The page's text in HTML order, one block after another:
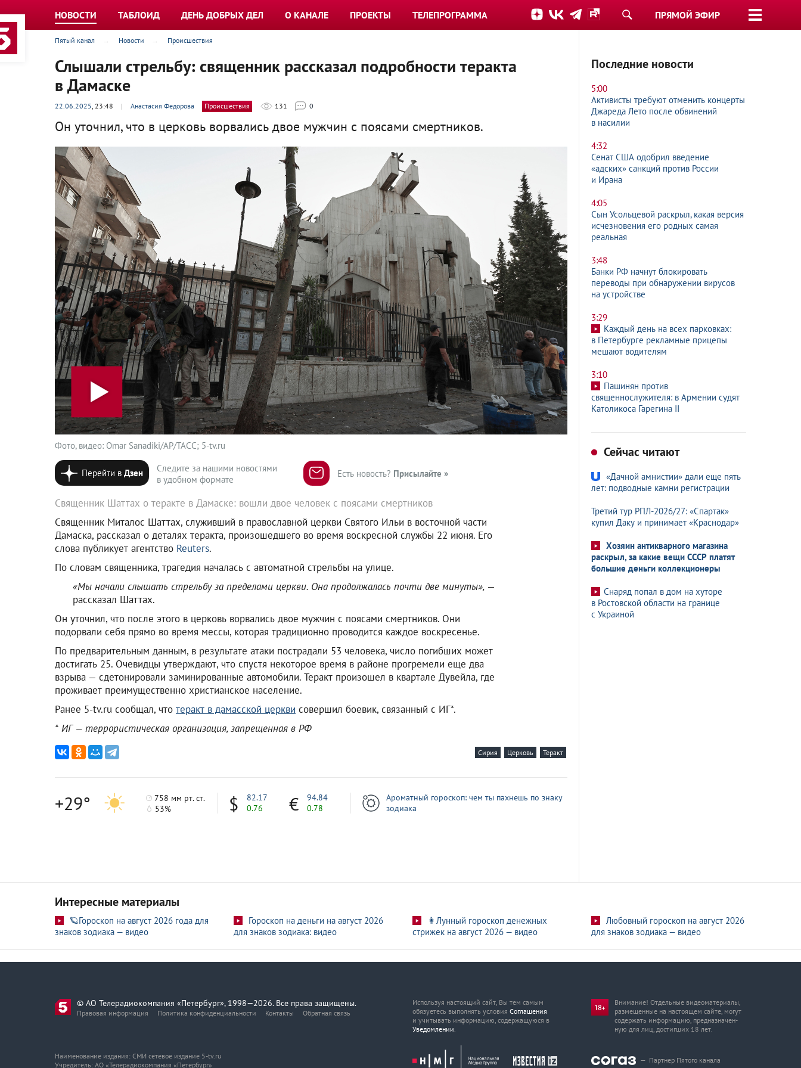
ПРЯМОЙ ЭФИР
НОВОСТИ ТАБЛОИД ДЕНЬ ДОБРЫХ ДЕЛ О КАНАЛЕ ПРОЕКТЫ ТЕЛЕПРОГРАММА
Пятый канал Новости Происшествия
Слышали стрельбу: священник рассказал подробности теракта
в Дамаске
22.06.2025, 23:48 | Анастасия Федорова Происшествия 131 0
Он уточнил, что в церковь ворвались двое мужчин с поясами смертников.
Фото, видео: Omar Sanadiki/AP/ТАСС; 5-tv.ru
Перейти вДзен
Следите за нашими новостями
в удобном формате
Есть новость? Присылайте »
Священник Шаттах о теракте в Дамаске: вошли двое человек с поясами смертников
Священник Миталос Шаттах, служивший в православной церкви Святого Ильи в восточной части
Дамаска, рассказал о деталях теракта, произошедшего во время воскресной службы 22 июня. Его
слова публикует агентство Reuters.
По словам священника, трагедия началась с автоматной стрельбы на улице.
«Мы начали слышать стрельбу за пределами церкви. Она продолжалась почти две минуты», —
рассказал Шаттах.
Он уточнил, что после этого в церковь ворвались двое мужчин с поясами смертников. Они
подорвали себя прямо во время мессы, которая традиционно проводится каждое воскресенье.
По предварительным данным, в результате атаки пострадали 53 человека, число погибших может
достигать 25. Очевидцы утверждают, что спустя некоторое время в районе прогремели еще два
взрыва — сдетонировали заминированные автомобили. Теракт произошел в квартале Дувейла, где
проживает преимущественно христианское население.
Ранее 5-tv.ru сообщал, что теракт в дамасской церкви совершил боевик, связанный с ИГ*.
* ИГ — террористическая организация, запрещенная в РФ
Сирия Церковь Теракт
+29°
758 мм рт. ст.
53%
82.17
0.76
94.84
0.78
Ароматный гороскоп: чем ты пахнешь по знаку
зодиака
Последние новости
5:00
Активисты требуют отменить концерты
Джареда Лето после обвинений
в насилии
4:32
Сенат США одобрил введение
«адских» санкций против России
и Ирана
4:05
Сын Усольцевой раскрыл, какая версия
исчезновения его родных самая
реальная
3:48
Банки РФ начнут блокировать
переводы при обнаружении вирусов
на устройстве
3:29
Каждый день на всех парковках:
в Петербурге рекламные прицепы
мешают водителям
3:10
Пашинян против
священнослужителя: в Армении судят
Католикоса Гарегина II
Сейчас читают
«Дачной амнистии» дали еще пять
лет: подводные камни регистрации
Третий тур РПЛ-2026/27: «Спартак»
купил Даку и принимает «Краснодар»
Хозяин антикварного магазина
раскрыл, за какие вещи СССР платят
большие деньги коллекционеры
Снаряд попал в дом на хуторе
в Ростовской области на границе
с Украиной
Интересные материалы
🪐Гороскоп на август 2026 года для
знаков зодиака — видео
Гороскоп на деньги на август 2026
для знаков зодиака: видео
👩Лунный гороскоп денежных
стрижек на август 2026 — видео
Любовный гороскоп на август 2026
для знаков зодиака — видео
© АО Телерадиокомпания «Петербург», 1998—2026. Все права защищены.
Правовая информация Политика конфиденциальности Контакты Обратная связь
Используя настоящий сайт, Вы тем самым
обязуетесь выполнять условия Соглашения
и учитывать информацию, содержащуюся в
Уведомлении.
Внимание! Отдельные видеоматериалы,
размещенные на настоящем сайте, могут
содержать информацию, предназначен­
ную для лиц, достигших 18 лет.
Наименование издания: СМИ сетевое издание 5-tv.ru
Учредитель: АО «Телерадиокомпания «Петербург»
— Партнер Пятого канала